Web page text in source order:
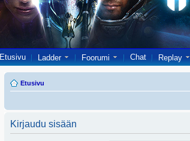
Etusivu Ladder Foorumi Chat Replay
Etusivu
Kirjaudu sisään